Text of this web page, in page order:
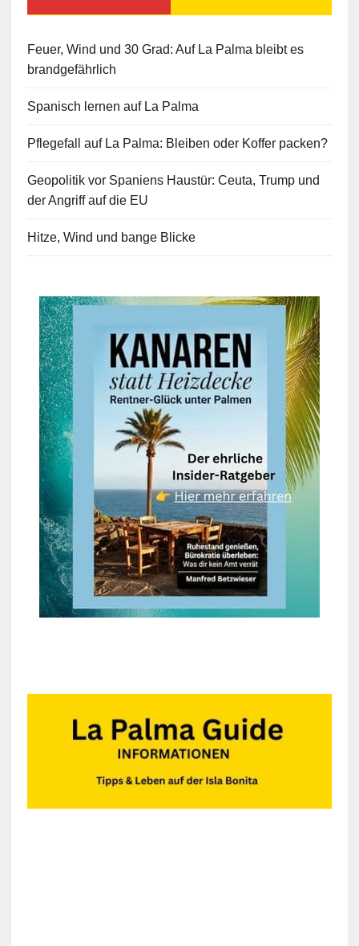
Feuer, Wind und 30 Grad: Auf La Palma bleibt es
brandgefährlich
Spanisch lernen auf La Palma
Pflegefall auf La Palma: Bleiben oder Koffer packen?
Geopolitik vor Spaniens Haustür: Ceuta, Trump und
der Angriff auf die EU
Hitze, Wind und bange Blicke